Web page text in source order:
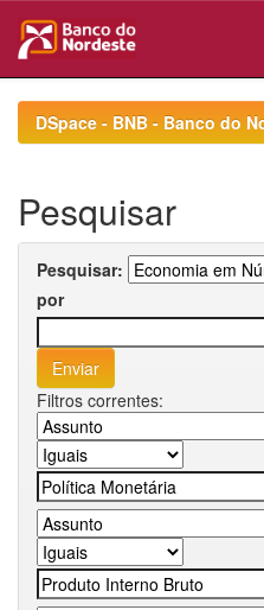
navigationDSpace - BNB - Banco do
Pesquisar
Pesquisar:
por
Filtros correntes: